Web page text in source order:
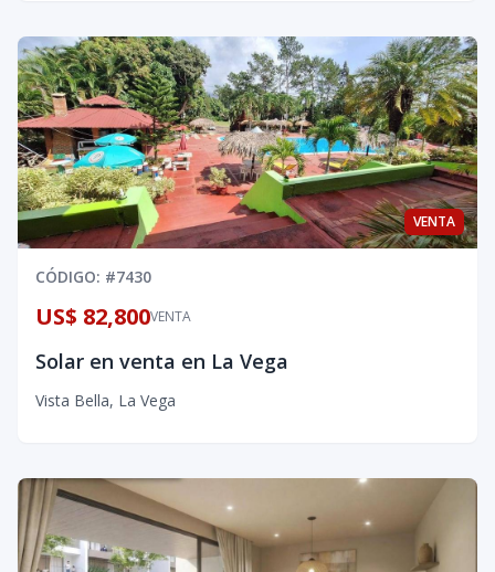
VENTA
CÓDIGO: #7430
VENTA
US$ 82,800
Solar en venta en La Vega
Vista Bella, La Vega